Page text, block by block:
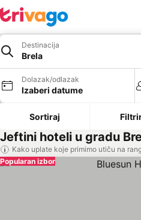
Destinacija
Brela
Dolazak/odlazak
Izaberi datume
Sortiraj
Jeftini hoteli u gradu
Kako uplate koje primimo utiču na
Popularan izbor